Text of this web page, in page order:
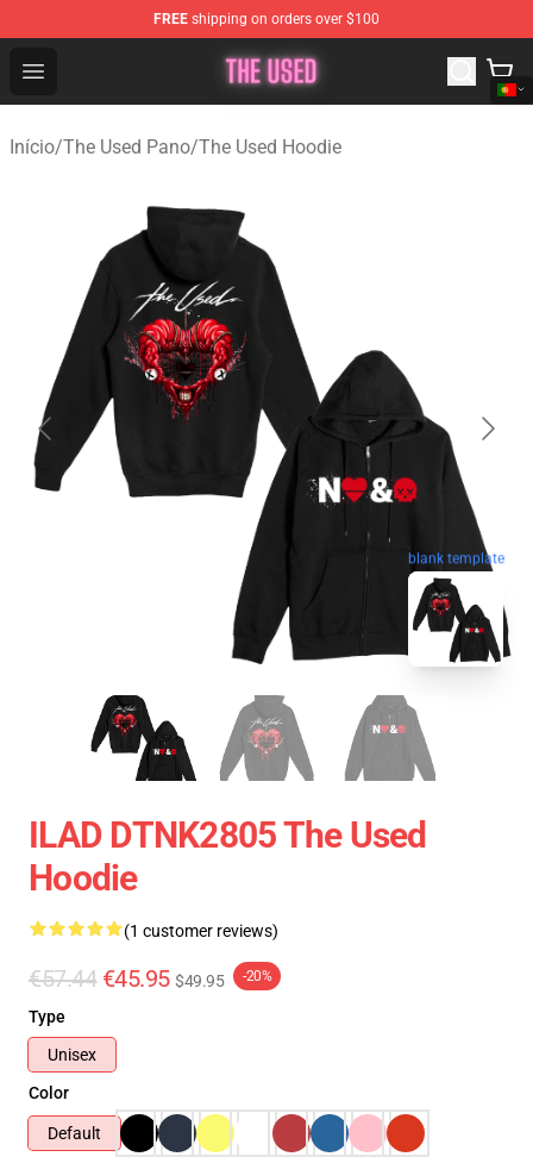
FREE shipping on orders over $100
Open menu
The Used Store - Official The Used Merchandise Shop
Início/The Used Pano/The Used Hoodie
blank template
ILAD DTNK2805 The Used
Hoodie
(1 customer reviews)
€57.44 €45.95 $49.95 -20%
Type
Unisex
Color
Default